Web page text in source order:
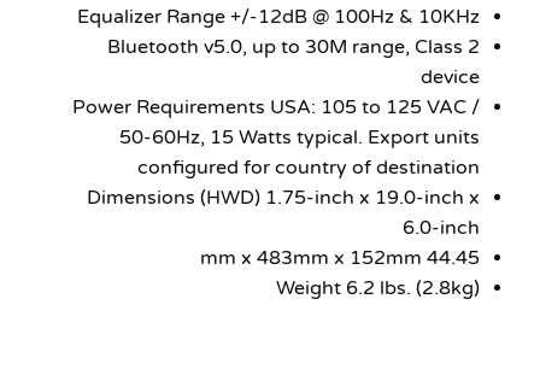
Equalizer Range +/-12dB @ 100Hz & 10KHz
Bluetooth v5.0, up to 30M range, Class 2
device
Power Requirements USA: 105 to 125 VAC /
50-60Hz, 15 Watts typical. Export units
configured for country of destination
Dimensions (HWD) 1.75-inch x 19.0-inch x
6.0-inch
44.45 mm x 483mm x 152mm
Weight 6.2 lbs. (2.8kg)